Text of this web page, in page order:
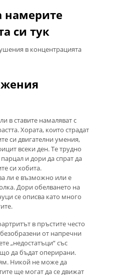
намерите
си тук
в концентрацията
в ставите намаляват с
Хората, които страдат
си двигателни умения,
всеки ден. Те трудно
и дори да спрат да
си хобита.
ли е възможно или е
Дори обелването на
се описва като много
в пръстите често
от напречни
„недостатъци“ със
да бъдат оперирани.
Никой не може да
ще могат да се движат